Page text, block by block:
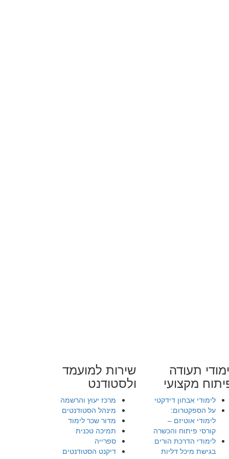
תעודה
מקצועי
לימודי אבחון דידקטי
על הספקטרום:
לימודי אוטיזם –
קורסי פיתוח והכשרה
לימודי הדרכת הורים
בגישת מיכל דליות
שירות למועמד
ולסטודנט
מרכז יעוץ והרשמה
מינהל הסטודנטים
מדור שכר לימוד
תמיכה טכנית
ספרייה
דיקנט הסטודנטים